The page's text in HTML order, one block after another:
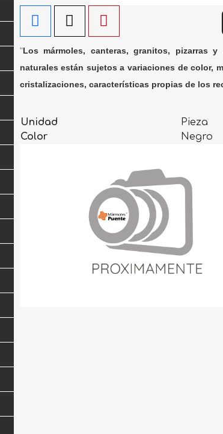
"Los mármoles, canteras, granitos, pizarras
naturales están sujetos a variaciones de color,
cristalizaciones, características propias de los
Unidad
Pieza
Color
Negro